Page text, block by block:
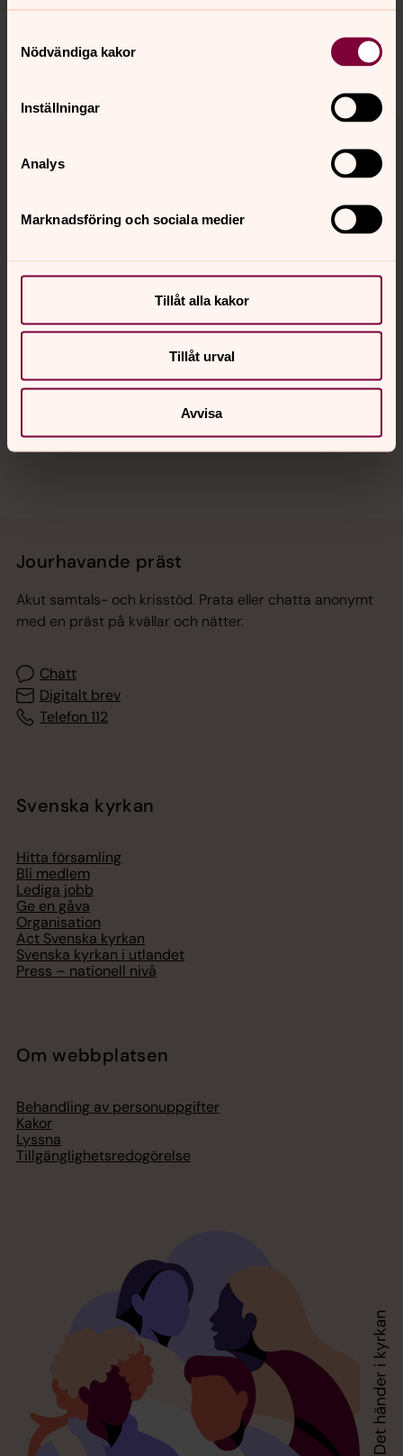
Nödvändiga kakor
Inställningar
Analys
Marknadsföring och sociala medier
Tillåt alla kakor
Tillåt urval
Avvisa
Kontakt
Kalender
Jourhavande präst
Akut samtals- och krisstöd. Prata eller chatta anonymt
med en präst på kvällar och nätter.
Chatt
Digitalt brev
Telefon 112
Svenska kyrkan
Hitta församling
Bli medlem
Lediga jobb
Ge en gåva
Organisation
Act Svenska kyrkan
Svenska kyrkan i utlandet
Press – nationell nivå
Om webbplatsen
Behandling av personuppgifter
Kakor
Lyssna
Tillgänglighetsredogörelse